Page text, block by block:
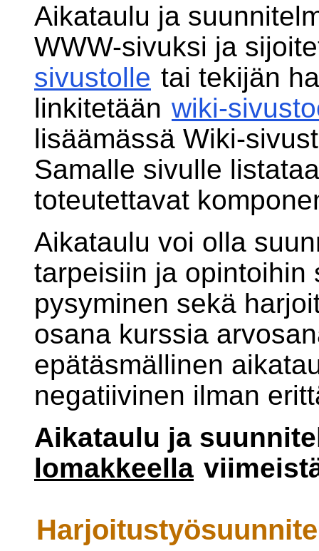
Aikataulu ja
WWW-sivuksi ja
sivustolle tai tekijän
linkitetään wiki-
lisäämässä Wiki-
Samalle sivulle
toteutettavat
Aikataulu voi olla
tarpeisiin ja opintoihin
pysyminen sekä
osana kurssia
epätäsmällinen
negatiivinen ilman
Aikataulu ja
lomakkeella